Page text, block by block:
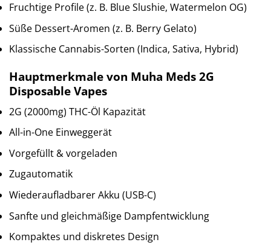
Fruchtige Profile (z. B. Blue Slushie, Watermelon OG)
Süße Dessert-Aromen (z. B. Berry Gelato)
Klassische Cannabis-Sorten (Indica, Sativa, Hybrid)
Hauptmerkmale von Muha Meds 2G
Disposable Vapes
2G (2000mg) THC-Öl Kapazität
All-in-One Einweggerät
Vorgefüllt & vorgeladen
Zugautomatik
Wiederaufladbarer Akku (USB-C)
Sanfte und gleichmäßige Dampfentwicklung
Kompaktes und diskretes Design